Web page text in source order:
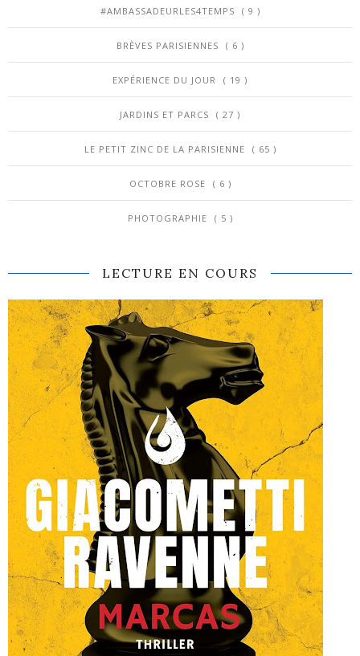
#AMBASSADEURLES4TEMPS ( 9 )
BRÈVES PARISIENNES ( 6 )
EXPÉRIENCE DU JOUR ( 19 )
JARDINS ET PARCS ( 27 )
LE PETIT ZINC DE LA PARISIENNE ( 65 )
OCTOBRE ROSE ( 6 )
PHOTOGRAPHIE ( 5 )
LECTURE EN COURS